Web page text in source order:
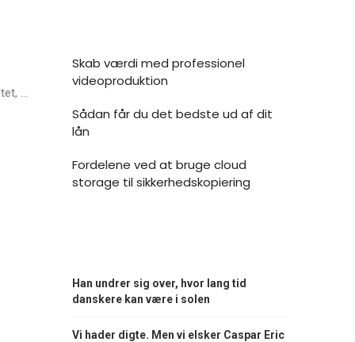
...
Skab værdi med professionel
videoproduktion
Sådan får du det bedste ud af dit
lån
Fordelene ved at bruge cloud
storage til sikkerhedskopiering
Han undrer sig over, hvor lang tid
danskere kan være i solen
Vi hader digte. Men vi elsker Caspar Eric